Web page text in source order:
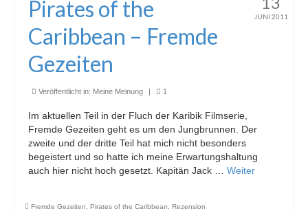
JUNI 2011
Pirates of the
Caribbean – Fremde
Gezeiten
Veröffentlicht in: Meine Meinung | 1
Im aktuellen Teil in der Fluch der Karibik Filmserie,
Fremde Gezeiten geht es um den Jungbrunnen. Der
zweite und der dritte Teil hat mich nicht besonders
begeistert und so hatte ich meine Erwartungshaltung
auch hier nicht hoch gesetzt. Kapitän Jack … Weiter
Fremde Gezeiten Pirates of the Caribbean Rezension